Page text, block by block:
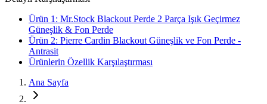
Ürün 1: Mr.Stock Blackout Perde 2 Parça Işık Geçirmez
Güneşlik & Fon Perde
Ürün 2: Pierre Cardin Blackout Güneşlik ve Fon Perde -
Antrasit
Ürünlerin Özellik Karşılaştırması
Ana Sayfa